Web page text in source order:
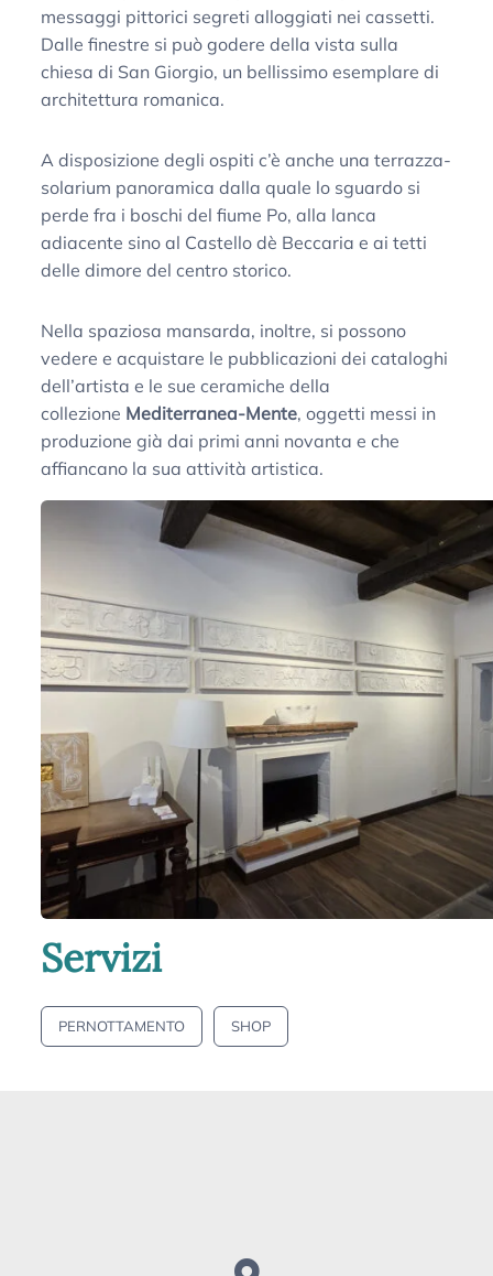
messaggi pittorici segreti alloggiati nei cassetti.
Dalle finestre si può godere della vista sulla
chiesa di San Giorgio, un bellissimo esemplare di
architettura romanica.
A disposizione degli ospiti c’è anche una terrazza-
solarium panoramica dalla quale lo sguardo si
perde fra i boschi del fiume Po, alla lanca
adiacente sino al Castello dè Beccaria e ai tetti
delle dimore del centro storico.
Nella spaziosa mansarda, inoltre, si possono
vedere e acquistare le pubblicazioni dei cataloghi
dell’artista e le sue ceramiche della
collezione Mediterranea-Mente, oggetti messi in
produzione già dai primi anni novanta e che
affiancano la sua attività artistica.
Servizi
PERNOTTAMENTO SHOP